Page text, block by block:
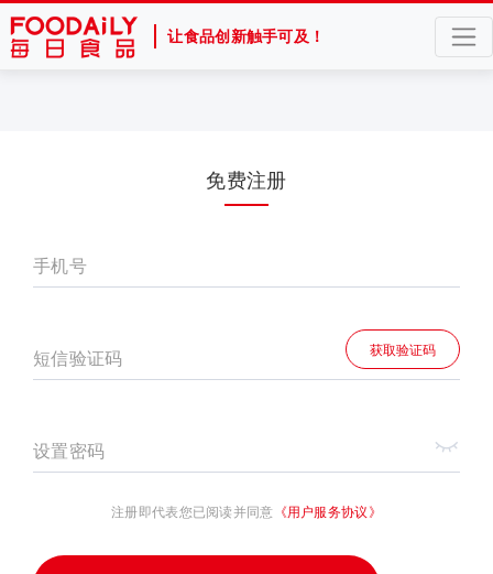
让食品创新触手可及！
免费注册
手机号
短信验证码 获取验证码
设置密码
注册即代表您已阅读并同意 《用户服务协议》